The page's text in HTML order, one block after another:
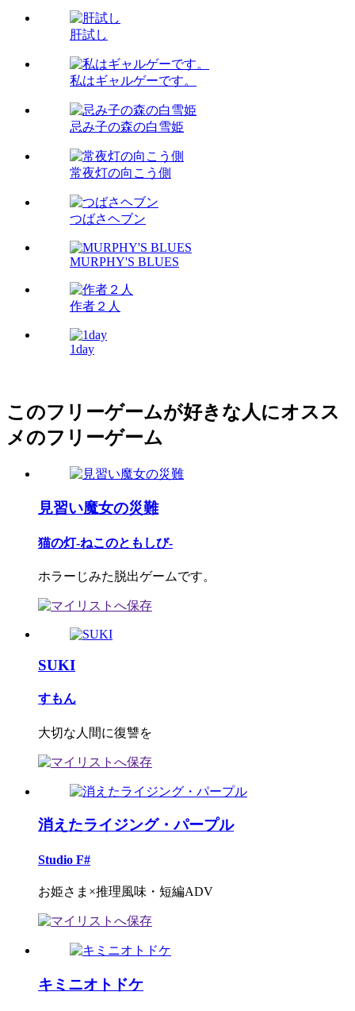
肝試し
私はギャルゲーです。
忌み子の森の白雪姫
常夜灯の向こう側
つばさヘブン
MURPHY'S BLUES
作者２人
1day
このフリーゲームが好きな人にオスス
メのフリーゲーム
見習い魔女の災難
猫の灯-ねこのともしび-
ホラーじみた脱出ゲームです。
SUKI
すもん
大切な人間に復讐を
消えたライジング・パープル
Studio F#
お姫さま×推理風味・短編ADV
キミニオトドケ